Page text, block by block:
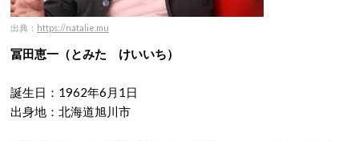
出典： https://natalie.mu
冨田恵一（とみた けいいち）
誕生日：1962年6月1日
出身地：北海道旭川市